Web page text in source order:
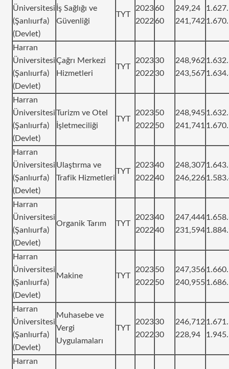
Üniversitesi
(Şanlıurfa)
(Devlet)
İş Sağlığı ve
Güvenliği
TYT
2023
2022
60
60
249,24
241,742
Harran
Üniversitesi
(Şanlıurfa)
(Devlet)
Çağrı Merkezi
Hizmetleri
TYT
2023
2022
30
30
248,962
243,567
Harran
Üniversitesi
(Şanlıurfa)
(Devlet)
Turizm ve Otel
İşletmeciliği
TYT
2023
2022
50
50
248,945
241,741
Harran
Üniversitesi
(Şanlıurfa)
(Devlet)
Ulaştırma ve
Trafik Hizmetleri
TYT
2023
2022
40
40
248,307
246,226
Harran
Üniversitesi
(Şanlıurfa)
(Devlet)
Organik Tarım TYT
2023
2022
40
40
247,444
231,594
Harran
Üniversitesi
(Şanlıurfa)
(Devlet)
Makine TYT
2023
2022
50
50
247,356
240,955
Harran
Üniversitesi
(Şanlıurfa)
(Devlet)
Muhasebe ve
Vergi
Uygulamaları
TYT
2023
2022
30
30
246,712
228,94
Harran